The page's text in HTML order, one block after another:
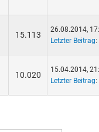
15.113
26.08.2014,
Letzter Beitrag:
10.020
15.04.2014,
Letzter Beitrag